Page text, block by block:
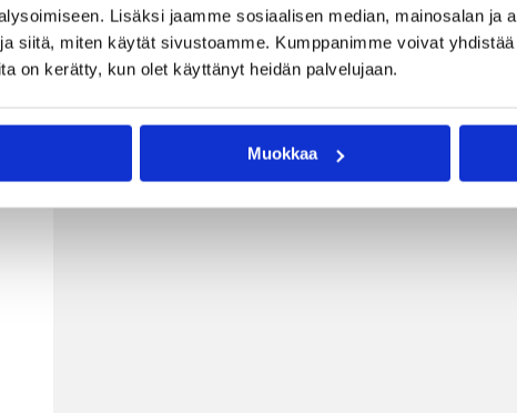
Lisäksi jaamme sosiaalisen median, mainosalan ja
siitä, miten käytät sivustoamme. Kumppanimme voivat
on kerätty, kun olet käyttänyt heidän palvelujaan.
Muokkaa